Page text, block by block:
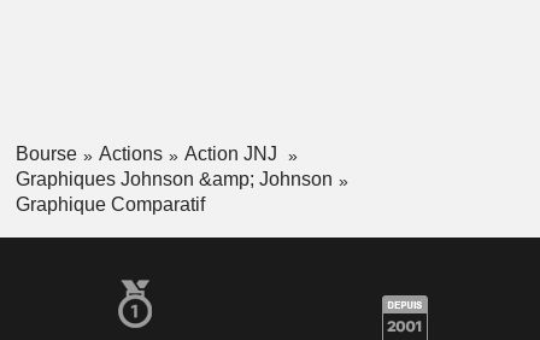
Bourse Actions
Action JNJ
Graphiques Johnson &amp; Johnson
Graphique Comparatif